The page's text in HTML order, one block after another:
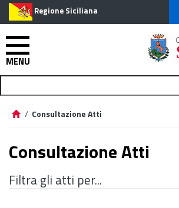
Regione Siciliana
MENU
/ Consultazione Atti
Consultazione Atti
Filtra gli atti per...